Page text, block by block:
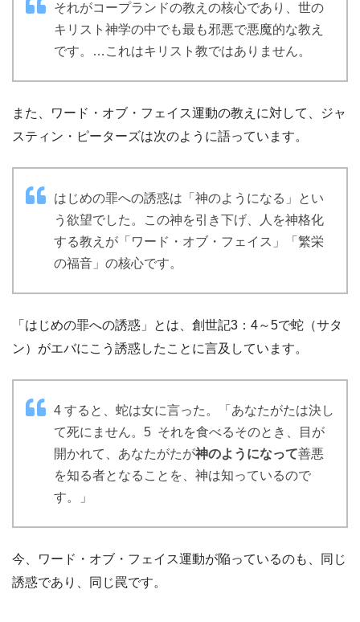
それがコープランドの教えの核心であり、世の
キリスト神学の中でも最も邪悪で悪魔的な教え
です。…これはキリスト教ではありません。
また、ワード・オブ・フェイス運動の教えに対して、ジャ
スティン・ピーターズは次のように語っています。
はじめの罪への誘惑は「神のようになる」とい
う欲望でした。この神を引き下げ、人を神格化
する教えが「ワード・オブ・フェイス」「繁栄
の福音」の核心です。
「はじめの罪への誘惑」とは、創世記3：4～5で蛇（サタ
ン）がエバにこう誘惑したことに言及しています。
4 すると、蛇は女に言った。「あなたがたは決し
て死にません。5 それを食べるそのとき、目が
開かれて、あなたがたが神のようになって善悪
を知る者となることを、神は知っているので
す。」
今、ワード・オブ・フェイス運動が陥っているのも、同じ
誘惑であり、同じ罠です。